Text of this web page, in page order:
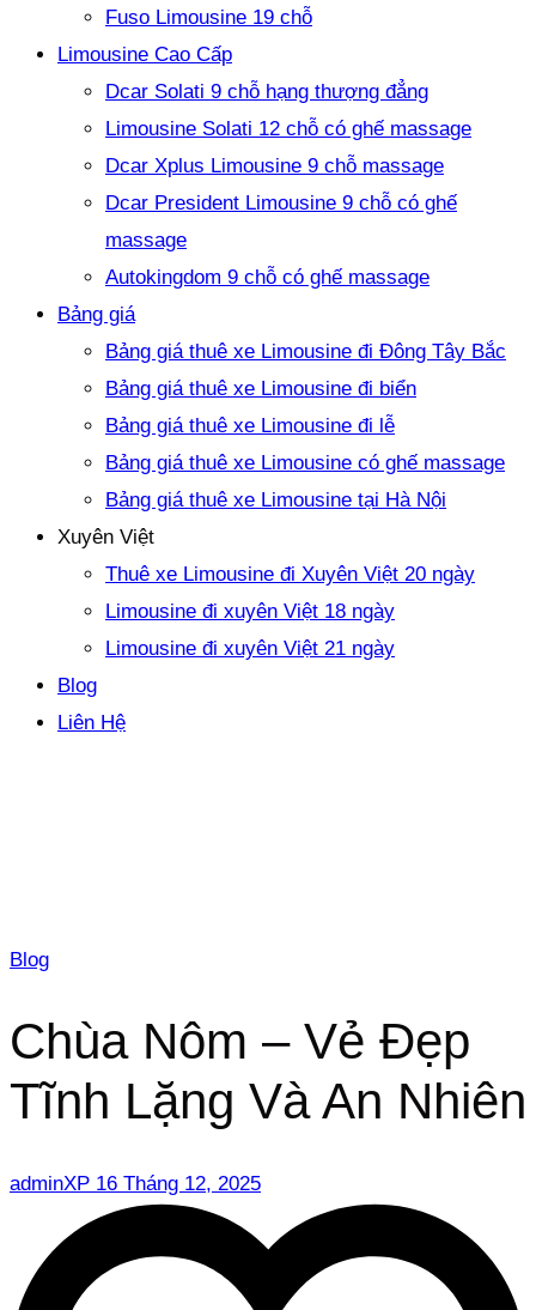
Fuso Limousine 19 chỗ
Limousine Cao Cấp
Dcar Solati 9 chỗ hạng thượng đẳng
Limousine Solati 12 chỗ có ghế massage
Dcar Xplus Limousine 9 chỗ massage
Dcar President Limousine 9 chỗ có ghế
massage
Autokingdom 9 chỗ có ghế massage
Bảng giá
Bảng giá thuê xe Limousine đi Đông Tây Bắc
Bảng giá thuê xe Limousine đi biển
Bảng giá thuê xe Limousine đi lễ
Bảng giá thuê xe Limousine có ghế massage
Bảng giá thuê xe Limousine tại Hà Nội
Xuyên Việt
Thuê xe Limousine đi Xuyên Việt 20 ngày
Limousine đi xuyên Việt 18 ngày
Limousine đi xuyên Việt 21 ngày
Blog
Liên Hệ
Blog
Chùa Nôm – Vẻ Đẹp
Tĩnh Lặng Và An Nhiên
adminXP 16 Tháng 12, 2025